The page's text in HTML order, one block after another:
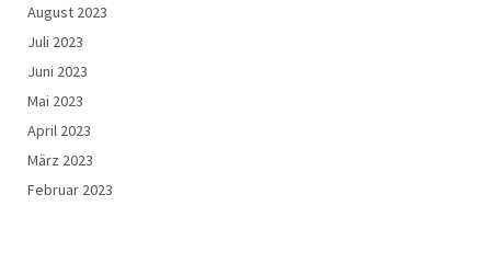
August 2023
Juli 2023
Juni 2023
Mai 2023
April 2023
März 2023
Februar 2023